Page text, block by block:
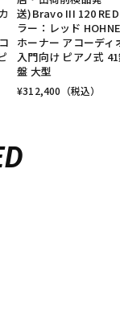
送)Bravo III 120
ラー：レッド
ホーナー アコーディ
入門向け ピアノ式
盤 大型
¥312,400 （税込）